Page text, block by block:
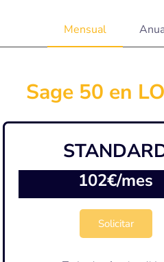
Mensual
Sage 50 en
102€/mes
Solicitar